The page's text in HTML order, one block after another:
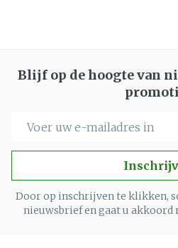
Blijf op de hoogte van
Door op inschrijven te klikken,
nieuwsbrief en gaat u akkoord